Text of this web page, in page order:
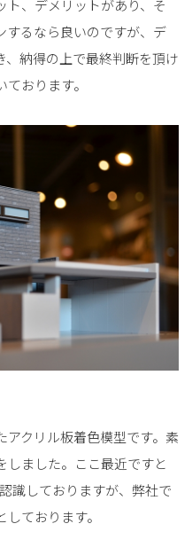
ト、デメリットがあり、そ
するなら良いのですが、デ
、納得の上で最終判断を頂け
おります。
クリル板着色模型です。素
しました。ここ最近ですと
識しておりますが、弊社で
ております。